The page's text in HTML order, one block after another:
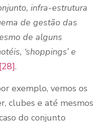
infra-estrutura
de gestão das
de alguns
‘shoppings’ e
[28].
exemplo, vemos os
clubes e até mesmos
do conjunto